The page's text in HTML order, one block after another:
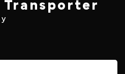
Transporter